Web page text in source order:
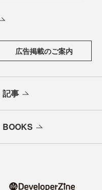
広告掲載のご案内
記事
BOOKS